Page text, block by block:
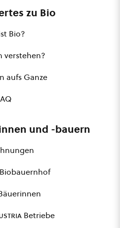
zu Bio
Bio?
verstehen?
aufs Ganze
und -bauern
Betriebe